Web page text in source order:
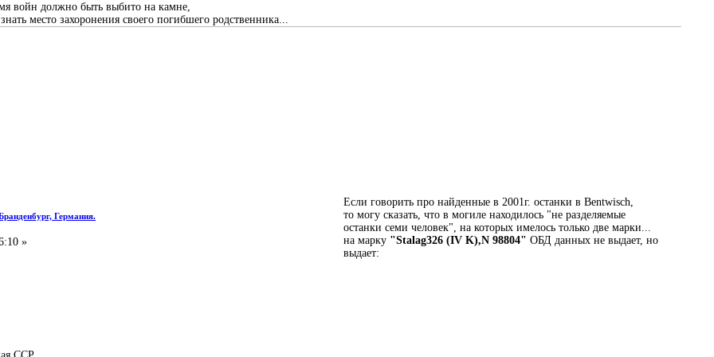
войн должно быть выбито на камне,
место захоронения своего погибшего родственника...
Германия.
»
Если говорить про найденные в 2001г. останки в Bentwisch,
то могу сказать, что в могиле находилось "не разделяемые
останки семи человек", на которых имелось только две марки...
на марку "Stalag326 (IV K),N 98804" ОБД данных не выдает, но
выдает: